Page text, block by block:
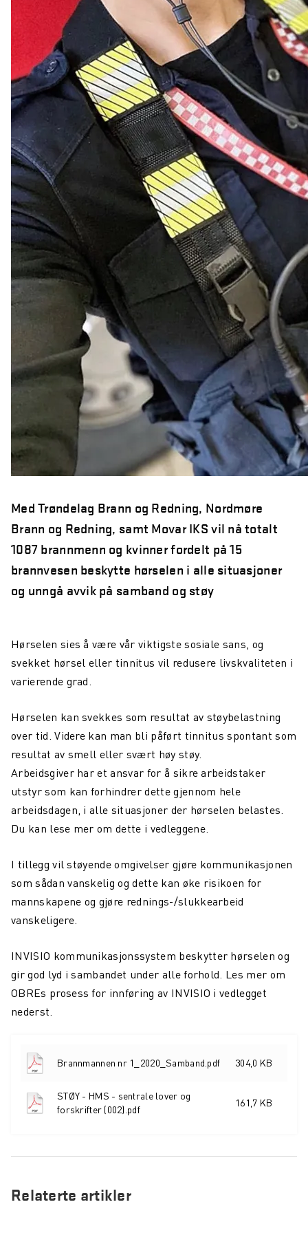
Med Trøndelag Brann og Redning, Nordmøre
Brann og Redning, samt Movar IKS vil nå totalt
1087 brannmenn og kvinner fordelt på 15
brannvesen beskytte hørselen i alle situasjoner
og unngå avvik på samband og støy
Hørselen sies å være vår viktigste sosiale sans, og
svekket hørsel eller tinnitus vil redusere livskvaliteten i
varierende grad.
Hørselen kan svekkes som resultat av støybelastning
over tid. Videre kan man bli påført tinnitus spontant som
resultat av smell eller svært høy støy.
Arbeidsgiver har et ansvar for å sikre arbeidstaker
utstyr som kan forhindrer dette gjennom hele
arbeidsdagen, i alle situasjoner der hørselen belastes.
Du kan lese mer om dette i vedleggene.
I tillegg vil støyende omgivelser gjøre kommunikasjonen
som sådan vanskelig og dette kan øke risikoen for
mannskapene og gjøre rednings-/slukkearbeid
vanskeligere.
INVISIO kommunikasjonssystem beskytter hørselen og
gir god lyd i sambandet under alle forhold. Les mer om
OBREs prosess for innføring av INVISIO i vedlegget
nederst.
Brannmannen nr 1_2020_Samband.pdf 304,0 KB
STØY - HMS - sentrale lover og
forskrifter (002).pdf
161,7 KB
Relaterte artikler